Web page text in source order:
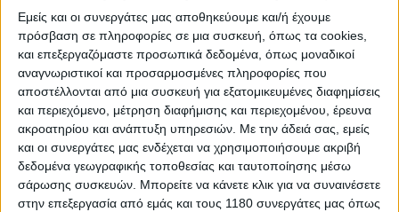
Εμείς και οι συνεργάτες μας αποθηκεύουμε και/ή έχουμε
πρόσβαση σε πληροφορίες σε μια συσκευή, όπως τα cookies,
και επεξεργαζόμαστε προσωπικά δεδομένα, όπως μοναδικοί
αναγνωριστικοί και προσαρμοσμένες πληροφορίες που
αποστέλλονται από μια συσκευή για εξατομικευμένες διαφημίσεις
και περιεχόμενο, μέτρηση διαφήμισης και περιεχομένου, έρευνα
ακροατηρίου και ανάπτυξη υπηρεσιών. Με την άδειά σας, εμείς
και οι συνεργάτες μας ενδέχεται να χρησιμοποιήσουμε ακριβή
δεδομένα γεωγραφικής τοποθεσίας και ταυτοποίησης μέσω
σάρωσης συσκευών. Μπορείτε να κάνετε κλικ για να συναινέσετε
στην επεξεργασία από εμάς και τους 1180 συνεργάτες μας όπως
συνέχισε να οδηγεί επικίνδυνα, κάνοντας
προσπεράσεις σε διασταυρώσεις, ξεπερνώντας το
όριο ταχύτητας, οδηγώντας στο αντίθετο ρεύμα και
περνώντας διάβαση πεζών με το φανάρι πράσινο για
τους τελευταίους. Όταν έφτασε στο κέντρο της πόλης
Chester-le-Street, δεν έδωσε προτεραιότητα σε
διασταύρωση, αναγκάζοντας ένα λεωφορείο να
σταματήσει, και στη συνέχεια μπήκε σε
πεζοδρομημένο τμήμα της Front Street με ταχύτητα
πάνω από 40 mph (65 χλμ/ώρα).